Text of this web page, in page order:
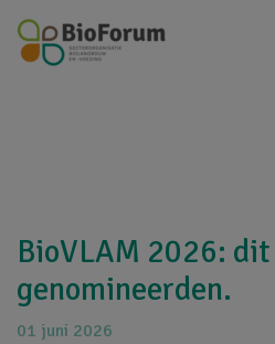
BioVLAM 2026:
genomineerden.
01 juni 2026